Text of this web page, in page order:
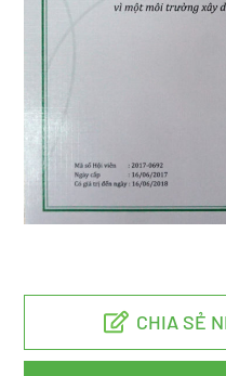
CHIA SẺ